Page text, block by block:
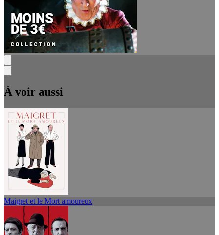
À voir aussi
Maigret et le Mort amoureux